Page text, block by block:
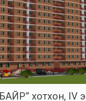
хотхон, IV